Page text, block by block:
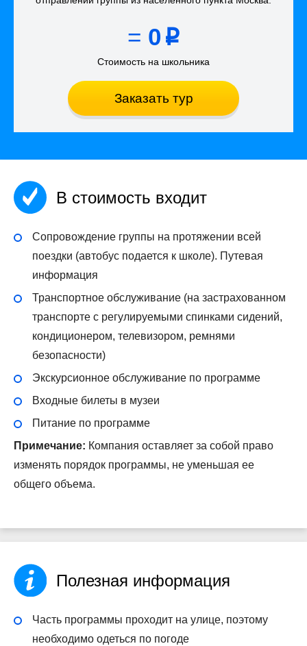
= 0 p
Стоимость на школьника
Заказать тур
В стоимость входит
Сопровождение группы на протяжении всей
поездки (автобус подается к школе). Путевая
информация
Транспортное обслуживание (на застрахованном
транспорте с регулируемыми спинками сидений,
кондиционером, телевизором, ремнями
безопасности)
Экскурсионное обслуживание по программе
Входные билеты в музеи
Питание по программе
Примечание: Компания оставляет за собой право
изменять порядок программы, не уменьшая ее
общего объема.
Полезная информация
Часть программы проходит на улице, поэтому
необходимо одеться по погоде